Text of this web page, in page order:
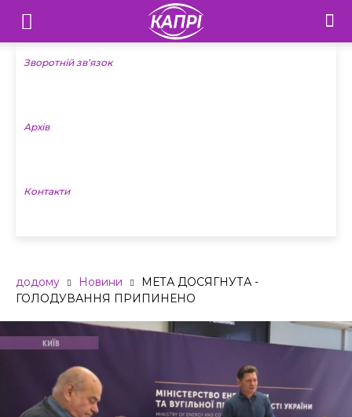
Телебачення
«Капрі»
Новини
Зворотній зв’язок
Архів
Контакти
додому Новини
МЕТА ДОСЯГНУТА -
ГОЛОДУВАННЯ ПРИПИНЕНО